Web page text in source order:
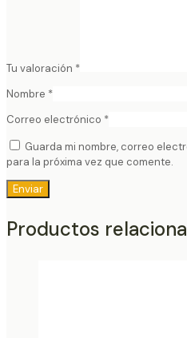
Tu valoración *
Nombre *
Correo electrónico *
Guarda mi nombre, correo
para la próxima vez que comente.
Productos